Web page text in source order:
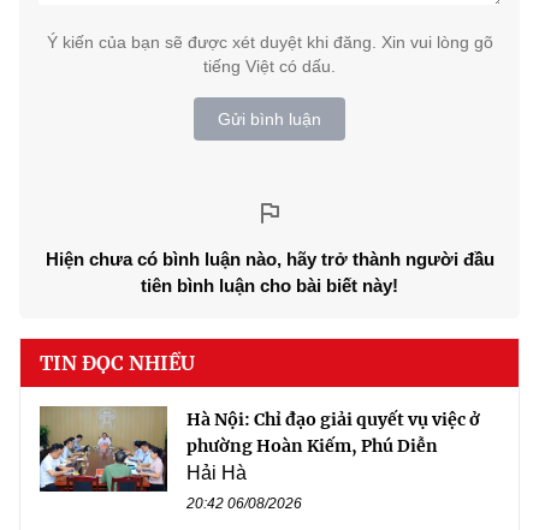
Ý kiến của bạn sẽ được xét duyệt khi đăng. Xin vui lòng gõ
tiếng Việt có dấu.
Gửi bình luận
Hiện chưa có bình luận nào, hãy trở thành người đầu
tiên bình luận cho bài biết này!
TIN ĐỌC NHIỀU
Hà Nội: Chỉ đạo giải quyết vụ việc ở
phường Hoàn Kiếm, Phú Diễn
Hải Hà
20:42 06/08/2026